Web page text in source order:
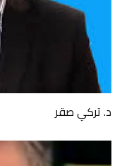
د. تركي صقر